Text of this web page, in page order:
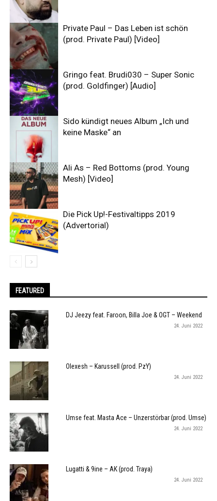
Private Paul – Das Leben ist schön
(prod. Private Paul) [Video]
Gringo feat. Brudi030 – Super Sonic
(prod. Goldfinger) [Audio]
Sido kündigt neues Album „Ich und
keine Maske“ an
Ali As – Red Bottoms (prod. Young
Mesh) [Video]
Die Pick Up!-Festivaltipps 2019
(Advertorial)
FEATURED
DJ Jeezy feat. Faroon, Billa Joe & OGT – Weekend
24. Juni 2022
Olexesh – Karussell (prod. PzY)
24. Juni 2022
Umse feat. Masta Ace – Unzerstörbar (prod. Umse)
24. Juni 2022
Lugatti & 9ine – AK (prod. Traya)
24. Juni 2022